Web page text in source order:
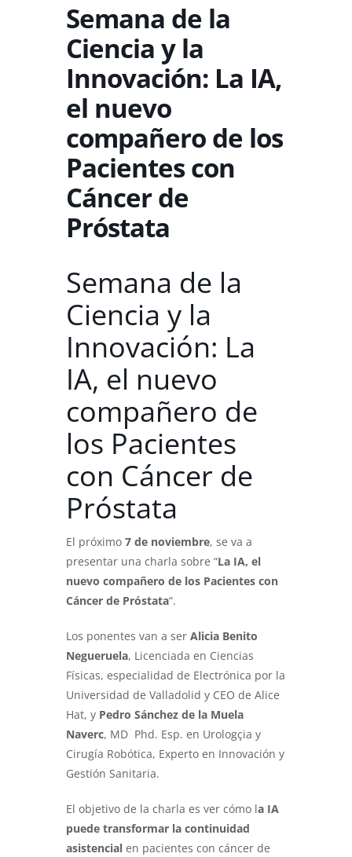
Semana de la
Ciencia y la
Innovación: La IA,
el nuevo
compañero de los
Pacientes con
Cáncer de
Próstata
Semana de la
Ciencia y la
Innovación: La
IA, el nuevo
compañero de
los Pacientes
con Cáncer de
Próstata
El próximo 7 de noviembre, se va a
presentar una charla sobre “La IA, el
nuevo compañero de los Pacientes con
Cáncer de Próstata“.
Los ponentes van a ser Alicia Benito
Negueruela, Licenciada en Ciencias
Físicas, especialidad de Electrónica por la
Universidad de Valladolid y CEO de Alice
Hat, y Pedro Sánchez de la Muela
Naverc, MD Phd. Esp. en Urologçia y
Cirugía Robótica, Experto en Innovación y
Gestión Sanitaria.
El objetivo de la charla es ver cómo la IA
puede transformar la continuidad
asistencial en pacientes con cáncer de